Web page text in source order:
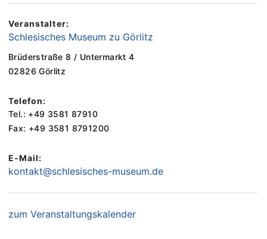
Veranstalter:
Schlesisches Museum zu Görlitz
Brüderstraße 8 / Untermarkt 4
02826 Görlitz
Telefon:
Tel.: +49 3581 87910
Fax: +49 3581 8791200
E-Mail:
kontakt@schlesisches-museum.de
zum Veranstaltungskalender